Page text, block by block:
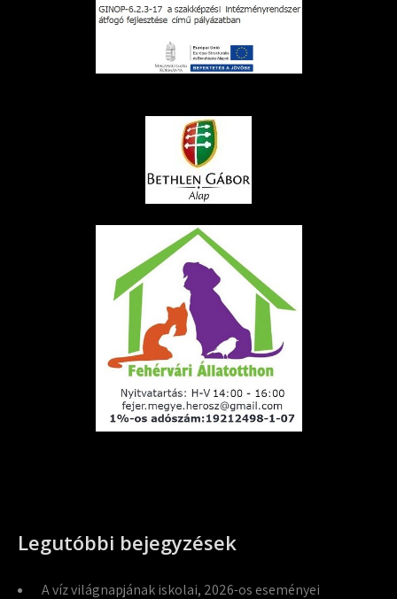
Legutóbbi bejegyzések
A víz világnapjának iskolai, 2026-os eseményei